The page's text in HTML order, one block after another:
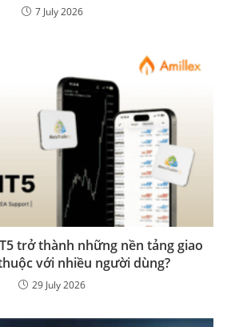
7 July 2026
trở thành những nền tảng giao
với nhiều người dùng?
29 July 2026